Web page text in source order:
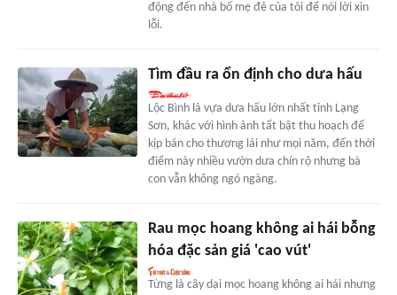
động đến nhà bố mẹ đẻ của tôi để nói lời xin
lỗi.
Tìm đầu ra ổn định cho dưa hấu
Lộc Bình là vựa dưa hấu lớn nhất tỉnh Lạng
Sơn, khác với hình ảnh tất bật thu hoạch để
kịp bán cho thương lái như mọi năm, đến thời
điểm này nhiều vườn dưa chín rộ nhưng bà
con vẫn không ngó ngàng.
Rau mọc hoang không ai hái bỗng
hóa đặc sản giá 'cao vút'
Từng là cây dại mọc hoang không ai hái nhưng